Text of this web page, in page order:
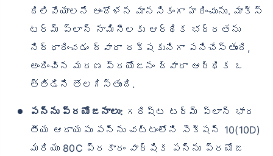
దిలివేయాలనే ఆందోళన మానసికంగా హరించును. మాక్స్
టర్మ్ ప్లాన్ నామినీలకు ఆర్థిక భద్రతను
నిర్ధారించడం ద్వారా రక్షకునిగా పనిచేస్తుంది,
అందించిన మరణ ప్రయోజనం ద్వారా ఆర్థిక ఒ
త్తిడిని తొలగిస్తుంది.
పన్ను ప్రయోజనాలు: గరిష్ట టర్మ్ ప్లాన్ భార
తీయ ఆదాయపు పన్ను చట్టంలోని సెక్షన్ 10(10D)
మరియు 80C ప్రకారం వార్షిక పన్ను ప్రయోజ